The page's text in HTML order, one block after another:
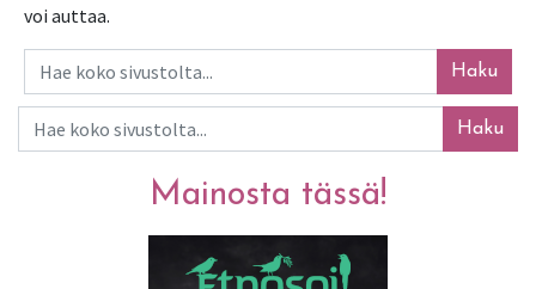
voi auttaa.
Haku
Haku
Mainosta tässä!